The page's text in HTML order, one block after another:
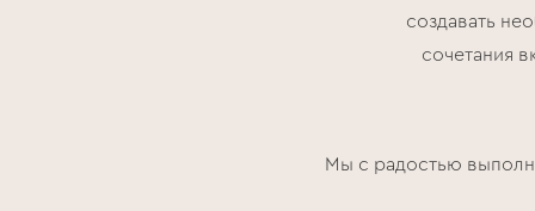
создавать
сочетания
Мы с радостью